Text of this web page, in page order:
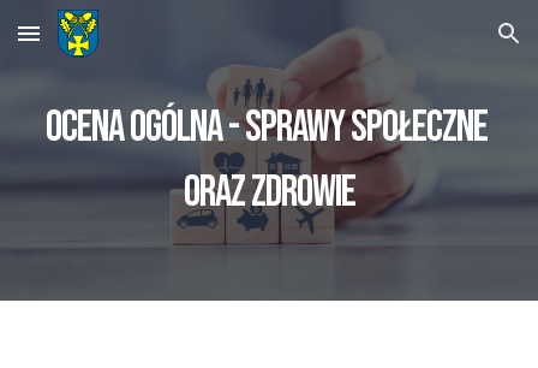
Skip to main content Skip to navigation
ocena ogólna - SPRAWY SPOŁECZNE
ORAZ ZDROWIE